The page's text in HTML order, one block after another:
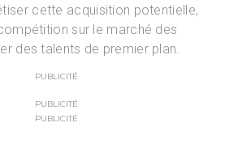
cette acquisition potentielle,
sur le marché des
des talents de premier plan.
PUBLICITÉ
PUBLICITÉ
PUBLICITÉ